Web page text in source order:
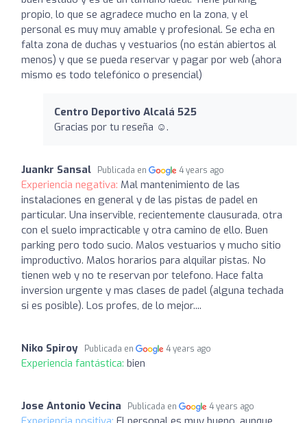
propio, lo que se agradece mucho en la zona, y el
personal es muy muy amable y profesional. Se echa en
falta zona de duchas y vestuarios (no están abiertos al
menos) y que se pueda reservar y pagar por web (ahora
mismo es todo telefónico o presencial)
Centro Deportivo Alcalá 525
Gracias por tu reseña ☺.
Juankr Sansal Publicada en 4 years ago
Experiencia negativa: Mal mantenimiento de las
instalaciones en general y de las pistas de padel en
particular. Una inservible, recientemente clausurada, otra
con el suelo impracticable y otra camino de ello. Buen
parking pero todo sucio. Malos vestuarios y mucho sitio
improductivo. Malos horarios para alquilar pistas. No
tienen web y no te reservan por telefono. Hace falta
inversion urgente y mas clases de padel (alguna techada
si es posible). Los profes, de lo mejor....
Niko Spiroy Publicada en 4 years ago
Experiencia fantástica: bien
Jose Antonio Vecina Publicada en 4 years ago